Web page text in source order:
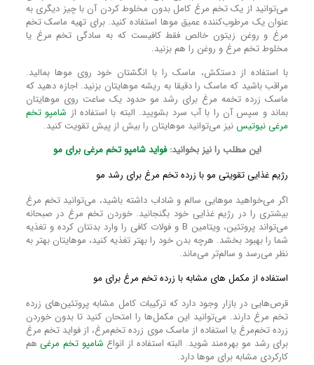
می‌توانید از یک تخم مرغ کامل بدون مخلوط کردن آن با چیز دیگری به
عنوان یک مرطوب‌کننده عمیق مو‌ها استفاده کنید. برای تهیه ماسک تخم
مرغ و روغن زیتون خالص فقط کافیست که به سادگی تخم مرغ یا
مخلوط تخم مرغ و روغن را هم بزنید.
با استفاده از دستکش، ماسک را با انگشتان خود روی مو‌ها بمالید.
مراقب باشید که ماسک را دقیقا به ریشه مو‌هایتان بزنید. اجازه دهید که
ماسک زرده تخمه مرغ برای رشد مو حدود یک ساعت روی مو‌هایتان
بماند و سپس آن را با آب سرد بشویید. البته با استفاده از شامپو تخم
مرغی نیوتیسنیز می‌توانید موهایتان را بیش از پیش تقویت کنید.
این مطلب را نیز بخوانید:فواید شامپو تخم مرغی برای مو
رژیم غذایی تقویتی مو با زرده تخم مرغ برای رشد مو
اگر می‌خواهید مو‌هایی سالم و شاداب داشته باشید، می‌توانید تخم مرغ
بیشتری را در رژیم غذایی خود بگنجانید. خوردن تخم مرغ در صبحانه
می‌تواند پروتئین، ویتامین B و فولات کافی را وارد بدنتان کرده و تغذیه
شما را بهبود بخشد. هرچه بدن خود را بهتر تغذیه کنید، مو‌هایتان بهتر به
نظر می‌رسد و سالم‌تر می‌ماند.
استفاده از مکمل‌ های مشابه با زرده تخم مرغ برای مو
قرص‌هایی در بازار وجود دارد که ترکیبات کامل مشابه پروتئین‌های زرده
تخم مرغ دارند. می‌توانید این مکمل‌ها را امتحان کنید تا بدون خوردن
زرده تخم‌مرغ یا استفاده از ماسک موی زرده تخم‌مرغ، از فواید تخم مرغ
برای رشد مو بهره‌مند شوید. البته استفاده از انواع شامپو تخم مرغیهم
کارکردی مشابه برای موها دارد.